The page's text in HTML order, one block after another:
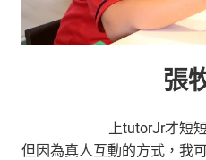
張
上tutorJr才短
但因為真人互動的方式，我